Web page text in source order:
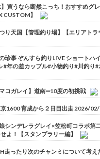
】買うなら断然こっち！おすすめグ
CUSTOM】
り天国【管理釣り場】【エリアトラ
珍事 ぞんすら釣りLIVE ショートハ
#年の差カップル#小物釣り#川釣り
コガレイ】道南➖10度の初挑戦
1600 育成から２日目出走 2026/
シンデレラグレイ×笠松町コラボ第
よ！【スタンプラリー編】
走ったり次のチャンミについて考え